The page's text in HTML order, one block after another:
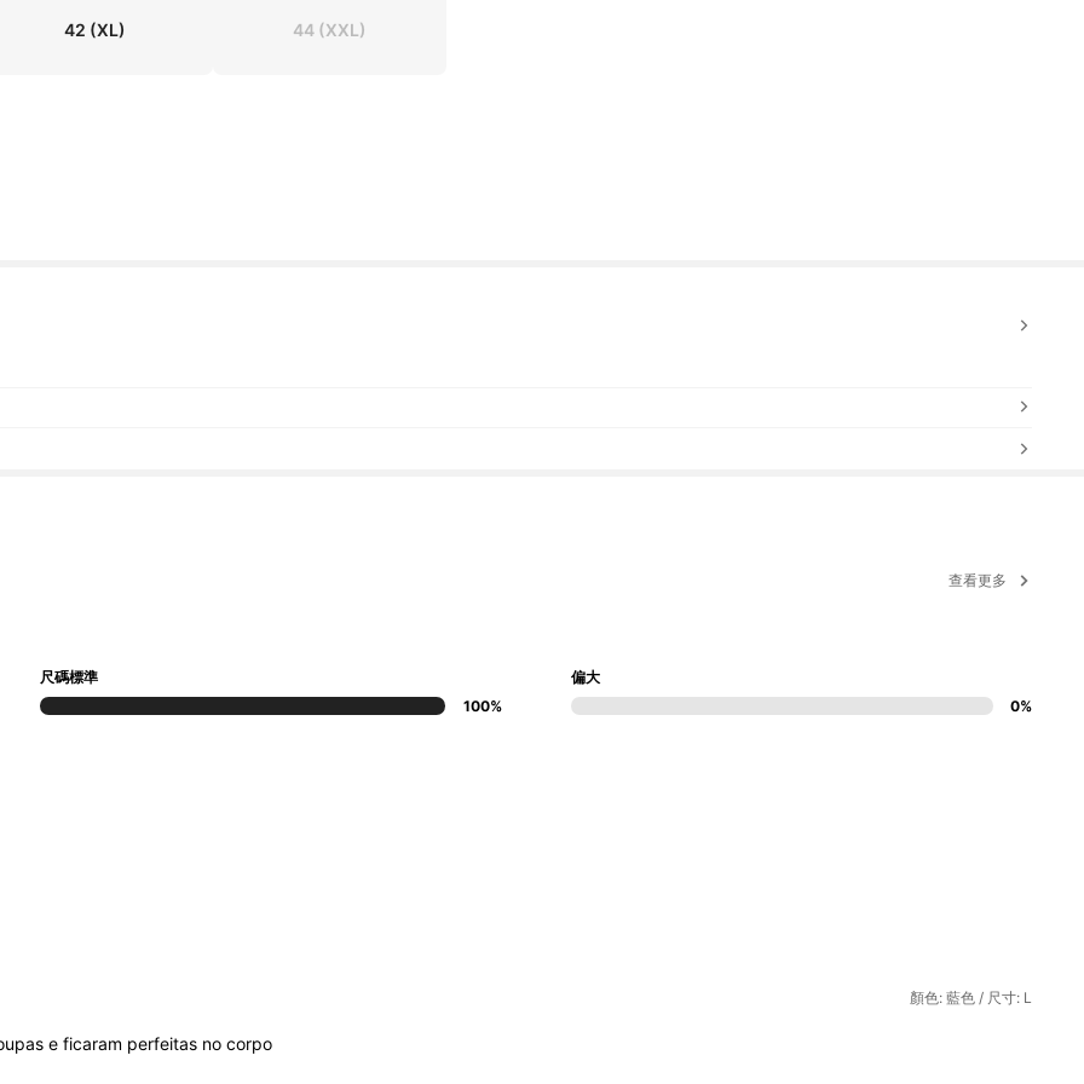
42 (XL) 44(XXL)
查看更多
尺碼標準
100%
偏大
0%
顏色: 藍色 / 尺寸: L
e ficaram perfeitas no corpo